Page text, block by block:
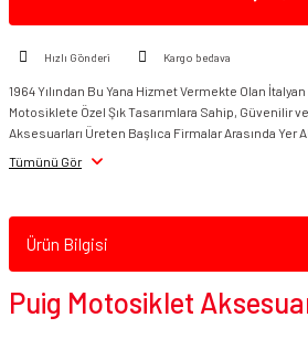
Hızlı Gönderi Kargo bedava
1964 Yılından Bu Yana Hizmet Vermekte Olan
Motosiklete Özel Şık Tasarımlara Sahip, Güvenilir
Aksesuarları Üreten Başlıca Firmalar Arasında Yer
Tümünü Gör
Ürün Bilgisi
Puig Motosiklet